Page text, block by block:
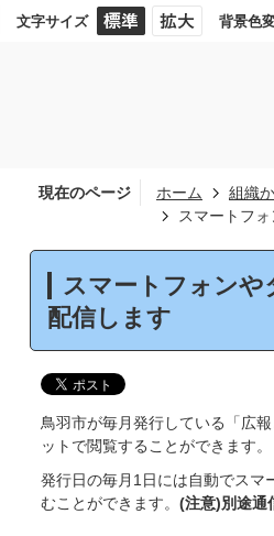
文字サイズ 背景色
現在のページ ホーム 組織
スマートフ
スマートフォンや
配信します
鳥羽市が毎月発行している「広
ットで閲覧することができます。
発行日の毎月1日には自動でスマ
むことができます。 (注意)別途通